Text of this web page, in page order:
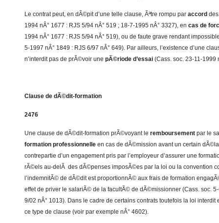
Le contrat peut, en dÃ©pit d’une telle clause, Ãªtre rompu par accord
1994 nÂ° 1677 : RJS 5/94 nÂ° 519 ; 18-7-1995 nÂ° 3327), en cas de
1994 nÂ° 1677 : RJS 5/94 nÂ° 519), ou de faute grave rendant
5-1997 nÂ° 1849 : RJS 6/97 nÂ° 649). Par ailleurs, l’existence d’une
n’interdit pas de prÃ©voir une pÃ©riode d’essai (Cass. soc. 23-11-1999
Clause de dÃ©dit-formation
2476
Une clause de dÃ©dit-formation prÃ©voyant le remboursement par le
formation professionnelle en cas de dÃ©mission avant un certain
contrepartie d’un engagement pris par l’employeur d’assurer une
rÃ©els au-delÃ des dÃ©penses imposÃ©es par la loi ou la convention
l’indemnitÃ© de dÃ©dit est proportionnÃ© aux frais de formation
effet de priver le salariÃ© de la facultÃ© de dÃ©missionner (Cass. soc.
9/02 nÂ° 1013). Dans le cadre de certains contrats toutefois la loi
ce type de clause (voir par exemple nÂ° 4602).